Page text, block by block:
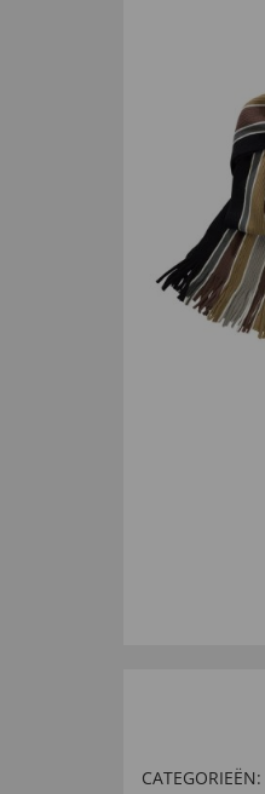
CATEGORIEËN: